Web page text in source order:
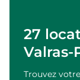
27
Valras-
Trouvez